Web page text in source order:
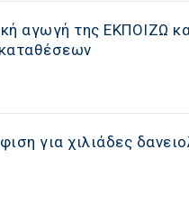
αγωγή της ΕΚΠΟΙΖΩ
για χιλιάδες